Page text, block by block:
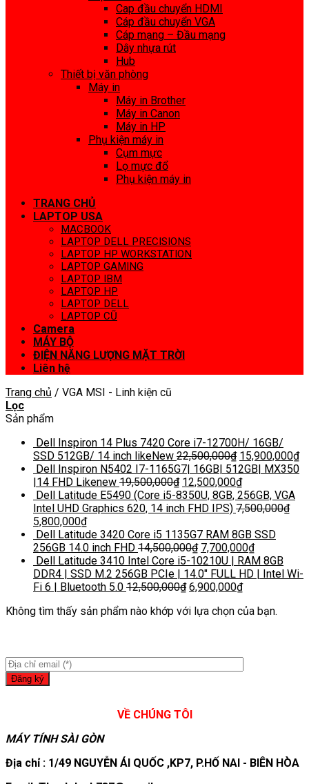
Cap đầu chuyển HDMI
Cáp đầu chuyển VGA
Cáp mạng – Đầu mạng
Dây nhựa rút
Hub
Thiết bị văn phòng
Máy in
Máy in Brother
Máy in Canon
Máy in HP
Phụ kiện máy in
Cụm mực
Lọ mực đổ
Phụ kiện máy in
TRANG CHỦ
LAPTOP USA
MACBOOK
LAPTOP DELL PRECISIONS
LAPTOP HP WORKSTATION
LAPTOP GAMING
LAPTOP IBM
LAPTOP HP
LAPTOP DELL
LAPTOP CŨ
Camera
MÁY BỘ
ĐIỆN NĂNG LƯỢNG MẶT TRỜI
Liên hệ
Trang chủ / VGA MSI - Linh kiện cũ
Lọc
Sản phẩm
Dell Inspiron 14 Plus 7420 Core i7-12700H/ 16GB/
SSD 512GB/ 14 inch likeNew 22,500,000₫ 15,900,000₫
Dell Inspiron N5402 I7-1165G7| 16GB| 512GB| MX350
|14 FHD Likenew 19,500,000₫ 12,500,000₫
Dell Latitude E5490 (Core i5-8350U, 8GB, 256GB, VGA
Intel UHD Graphics 620, 14 inch FHD IPS) 7,500,000₫
5,800,000₫
Dell Latitude 3420 Core i5 1135G7 RAM 8GB SSD
256GB 14.0 inch FHD 14,500,000₫ 7,700,000₫
Dell Latitude 3410 Intel Core i5-10210U | RAM 8GB
DDR4 | SSD M.2 256GB PCIe | 14.0″ FULL HD | Intel Wi-
Fi 6 | Bluetooth 5.0 12,500,000₫ 6,900,000₫
Không tìm thấy sản phẩm nào khớp với lựa chọn của bạn.
VỀ CHÚNG TÔI
MÁY TÍNH SÀI GÒN
Địa chỉ : 1/49 NGUYỄN ÁI QUỐC ,KP7, P.HỐ NAI - BIÊN HÒA